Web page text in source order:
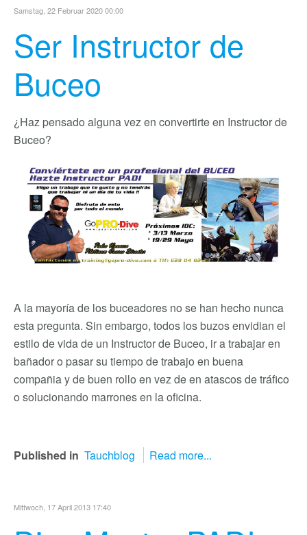
Samstag, 22 Februar 2020 00:00
Ser Instructor de
Buceo
¿Haz pensado alguna vez en convertirte en Instructor de
Buceo?
A la mayoría de los buceadores no se han hecho nunca
esta pregunta. Sin embargo, todos los buzos envidian el
estilo de vida de un Instructor de Buceo, ir a trabajar en
bañador o pasar su tiempo de trabajo en buena
compañia y de buen rollo en vez de en atascos de tráfico
o solucionando marrones en la oficina.
Published in Tauchblog Read more...
Mittwoch, 17 April 2013 17:40